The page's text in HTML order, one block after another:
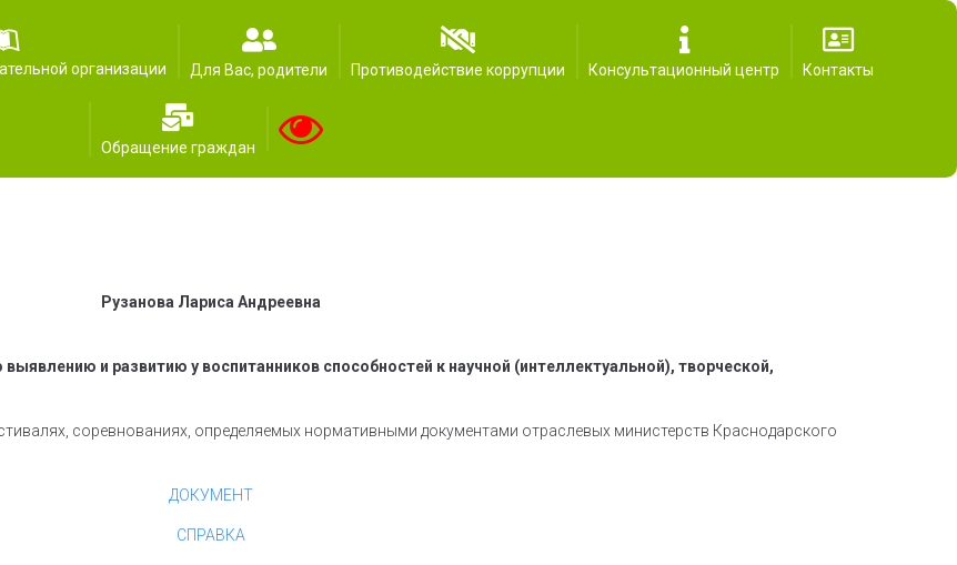
организации Для Вас, родители Противодействие коррупции Консультационный центр Контакты
Обращение граждан
Рузанова Лариса Андреевна
и развитию у воспитанников способностей к научной (интеллектуальной), творческой,
соревнованиях, определяемых нормативными документами отраслевых министерств Краснодарского
ДОКУМЕНТ
СПРАВКА